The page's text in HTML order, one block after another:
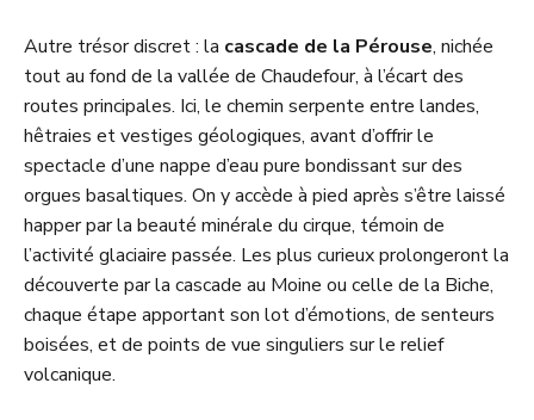
Autre trésor discret : la cascade de la Pérouse, nichée
tout au fond de la vallée de Chaudefour, à l’écart des
routes principales. Ici, le chemin serpente entre landes,
hêtraies et vestiges géologiques, avant d’offrir le
spectacle d’une nappe d’eau pure bondissant sur des
orgues basaltiques. On y accède à pied après s’être laissé
happer par la beauté minérale du cirque, témoin de
l’activité glaciaire passée. Les plus curieux prolongeront la
découverte par la cascade au Moine ou celle de la Biche,
chaque étape apportant son lot d’émotions, de senteurs
boisées, et de points de vue singuliers sur le relief
volcanique.